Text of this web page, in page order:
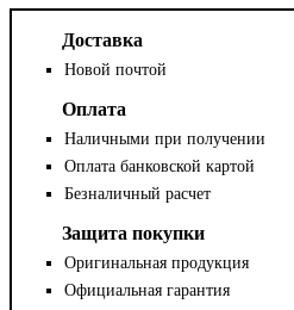
Доставка
Новой почтой
Оплата
Наличными при получении
Оплата банковской картой
Безналичный расчет
Защита покупки
Оригинальная продукция
Официальная гарантия